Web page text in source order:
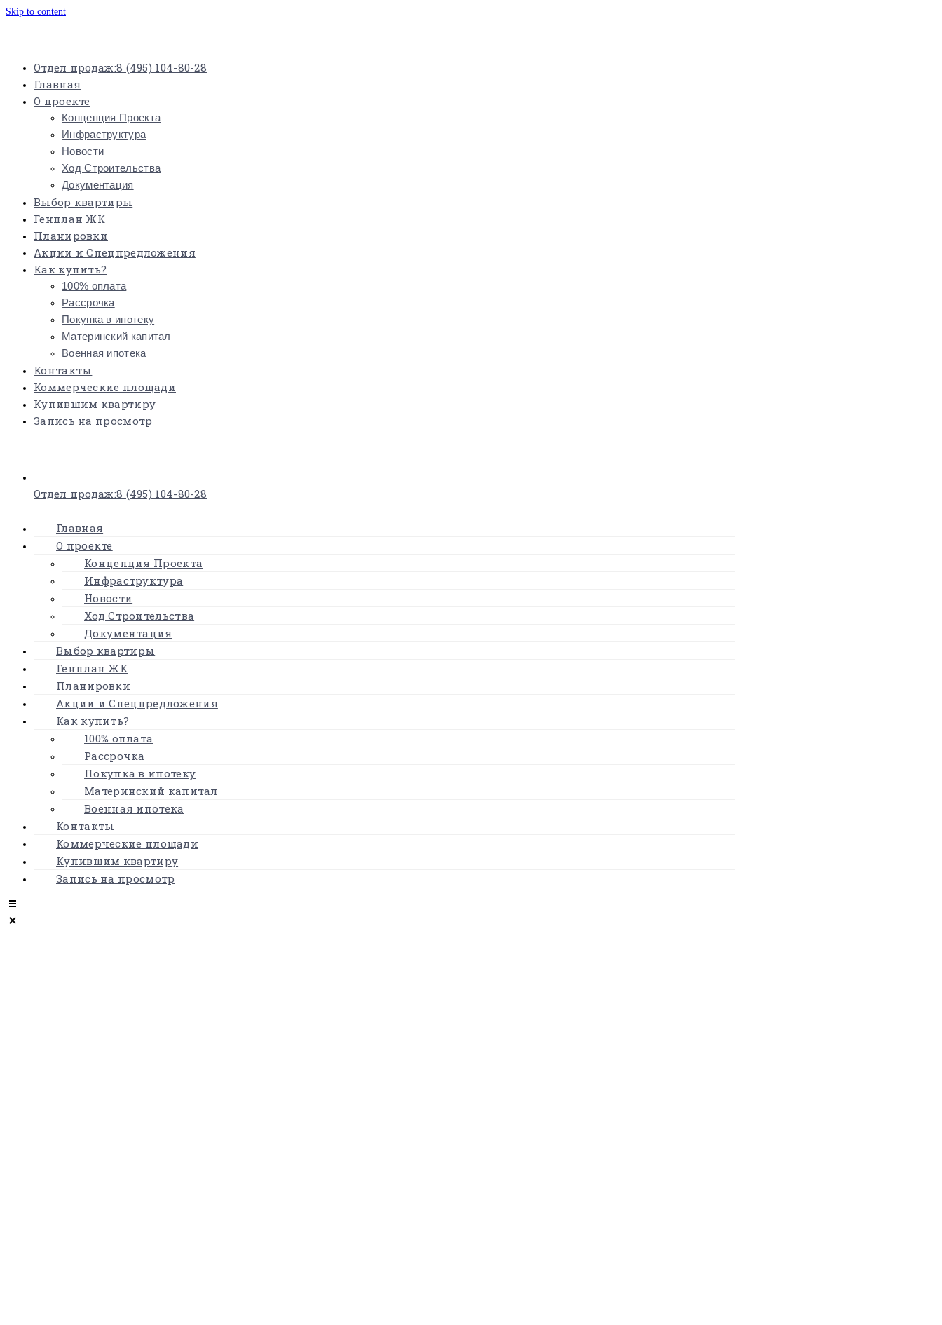
Skip to content
Отдел продаж:8 (495) 104-80-28
Главная
О проекте
Концепция Проекта
Инфраструктура
Новости
Ход Строительства
Документация
Выбор квартиры
Генплан ЖК
Планировки
Акции и Спецпредложения
Как купить?
100% оплата
Рассрочка
Покупка в ипотеку
Материнский капитал
Военная ипотека
Контакты
Коммерческие площади
Купившим квартиру
Запись на просмотр
Отдел продаж:8 (495) 104-80-28
Главная
О проекте
Концепция Проекта
Инфраструктура
Новости
Ход Строительства
Документация
Выбор квартиры
Генплан ЖК
Планировки
Акции и Спецпредложения
Как купить?
100% оплата
Рассрочка
Покупка в ипотеку
Материнский капитал
Военная ипотека
Контакты
Коммерческие площади
Купившим квартиру
Запись на просмотр